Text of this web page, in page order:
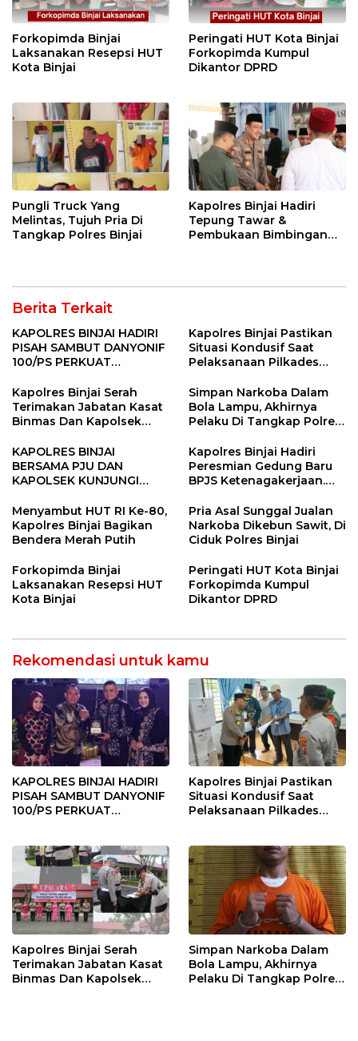
Forkopimda Binjai
Laksanakan Resepsi HUT
Kota Binjai
Peringati HUT Kota Binjai
Forkopimda Kumpul
Dikantor DPRD
Pungli Truck Yang
Melintas, Tujuh Pria Di
Tangkap Polres Binjai
Kapolres Binjai Hadiri
Tepung Tawar &
Pembukaan Bimbingan
Berita Terkait
KAPOLRES BINJAI HADIRI
PISAH SAMBUT DANYONIF
100/PS PERKUAT
Kapolres Binjai Pastikan
Situasi Kondusif Saat
Pelaksanaan Pilkades
Kapolres Binjai Serah
Terimakan Jabatan Kasat
Binmas Dan Kapolsek
Simpan Narkoba Dalam
Bola Lampu, Akhirnya
Pelaku Di Tangkap Polres
KAPOLRES BINJAI
BERSAMA PJU DAN
KAPOLSEK KUNJUNGI
BINJAI
Kapolres Binjai Hadiri
Peresmian Gedung Baru
BPJS Ketenagakerjaan.
Menyeluruh bagi Pekerja”
Menyambut HUT RI Ke-80,
Kapolres Binjai Bagikan
Bendera Merah Putih
Pria Asal Sunggal Jualan
Narkoba Dikebun Sawit, Di
Ciduk Polres Binjai
Forkopimda Binjai
Laksanakan Resepsi HUT
Kota Binjai
Peringati HUT Kota Binjai
Forkopimda Kumpul
Dikantor DPRD
Rekomendasi untuk kamu
KAPOLRES BINJAI HADIRI
PISAH SAMBUT DANYONIF
100/PS PERKUAT
Kapolres Binjai Pastikan
Situasi Kondusif Saat
Pelaksanaan Pilkades
Kapolres Binjai Serah
Terimakan Jabatan Kasat
Binmas Dan Kapolsek
Simpan Narkoba Dalam
Bola Lampu, Akhirnya
Pelaku Di Tangkap Polres